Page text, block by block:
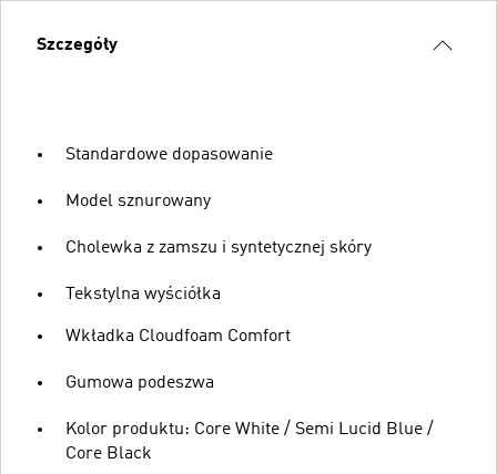
Szczegóły
Standardowe dopasowanie
Model sznurowany
Cholewka z zamszu i syntetycznej skóry
Tekstylna wyściółka
Wkładka Cloudfoam Comfort
Gumowa podeszwa
Kolor produktu: Core White / Semi Lucid Blue /
Core Black